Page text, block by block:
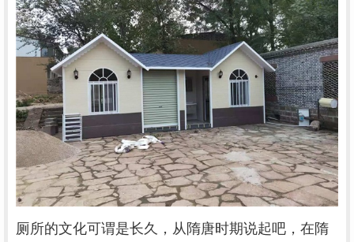
厕所的文化可谓是长久，从隋唐时期说起吧，在隋